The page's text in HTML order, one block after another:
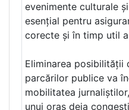
evenimente culturale
esențial pentru
corecte și în timp util
Eliminarea posibilității
parcărilor publice va
mobilitatea
unui oraș deja